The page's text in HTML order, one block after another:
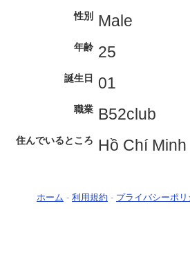
性別 Male
年齢 25
誕生日 01
職業 B52club
住んでいるところ Hồ Chí Minh
ホーム - 利用規約 - プライバシーポリ